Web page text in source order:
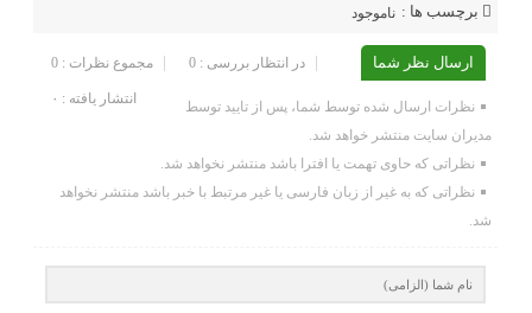
برچسب ها : ناموجود
ارسال نظر شما مجموع نظرات : 0 در انتظار بررسی : 0
انتشار یافته : ۰
نظرات ارسال شده توسط شما، پس از تایید توسط
مدیران سایت منتشر خواهد شد.
نظراتی که حاوی تهمت یا افترا باشد منتشر نخواهد شد.
نظراتی که به غیر از زبان فارسی یا غیر مرتبط با خبر باشد منتشر نخواهد
شد.